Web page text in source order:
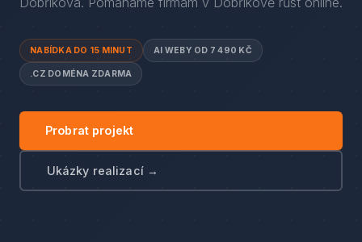
NABÍDKA DO 15 MINUT AI WEBY OD 7 490 KČ
.CZ DOMÉNA ZDARMA
Probrat projekt
Ukázky realizací →